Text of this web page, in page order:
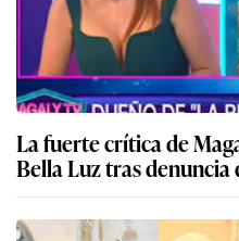
La fuerte crítica de
Bella Luz tras denuncia